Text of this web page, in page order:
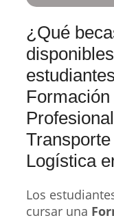
¿Qué
Formación
Logística
Los
cursar una